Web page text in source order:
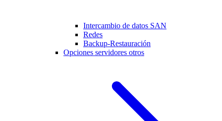
Intercambio de datos SAN
Redes
Backup-Restauración
Opciones servidores otros